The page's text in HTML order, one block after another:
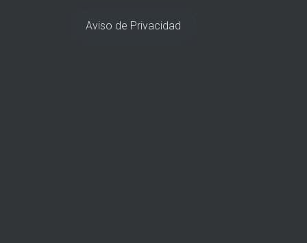
Aviso de Privacidad